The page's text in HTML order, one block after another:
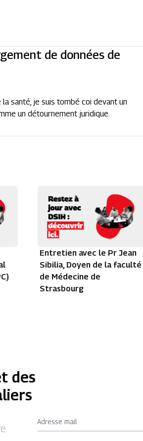
de données de
santé, je suis tombé coi devant un
un détournement juridique.
Entretien avec le Pr Jean
Sibilia, Doyen de la faculté
de Médecine de
Strasbourg
des
Adresse mail